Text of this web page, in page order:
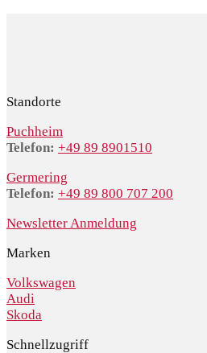
Standorte
Puchheim
Telefon: +49 89 8901510
Germering
Telefon: +49 89 800 707 200
Newsletter Anmeldung
Marken
Volkswagen
Audi
Skoda
Schnellzugriff